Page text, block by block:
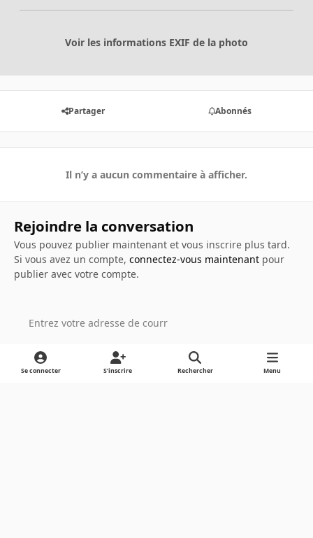
Voir les informations EXIF de la photo
Partager Abonnés
Il n’y a aucun commentaire à afficher.
Rejoindre la conversation
Vous pouvez publier maintenant et vous inscrire plus tard.
Si vous avez un compte, connectez-vous maintenantpour
publier avec votre compte.
Ajouter un commentaire…
Se connecter S’inscrire Rechercher Menu